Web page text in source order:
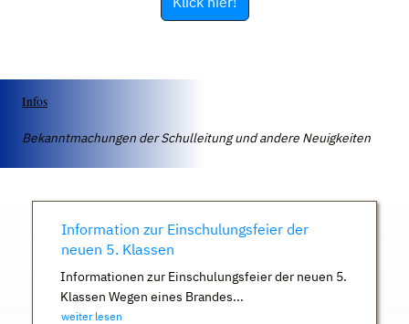
Infos
Bekanntmachungen der Schulleitung und andere Neuigkeiten
Information zur Einschulungsfeier der
neuen 5. Klassen
Informationen zur Einschulungsfeier der neuen 5.
Klassen Wegen eines Brandes...
weiter lesen